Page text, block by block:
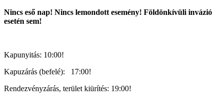
Nincs eső nap! Nincs lemondott esemény! Földönkívüli invázió
esetén sem!
Kapunyitás: 10:00!
Kapuzárás (befelé): 17:00!
Rendezvényzárás, terület kiürítés: 19:00!